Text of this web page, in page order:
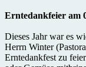
Erntedankfeier am
Dieses Jahr war es
Herrn Winter
Erntedankfest zu